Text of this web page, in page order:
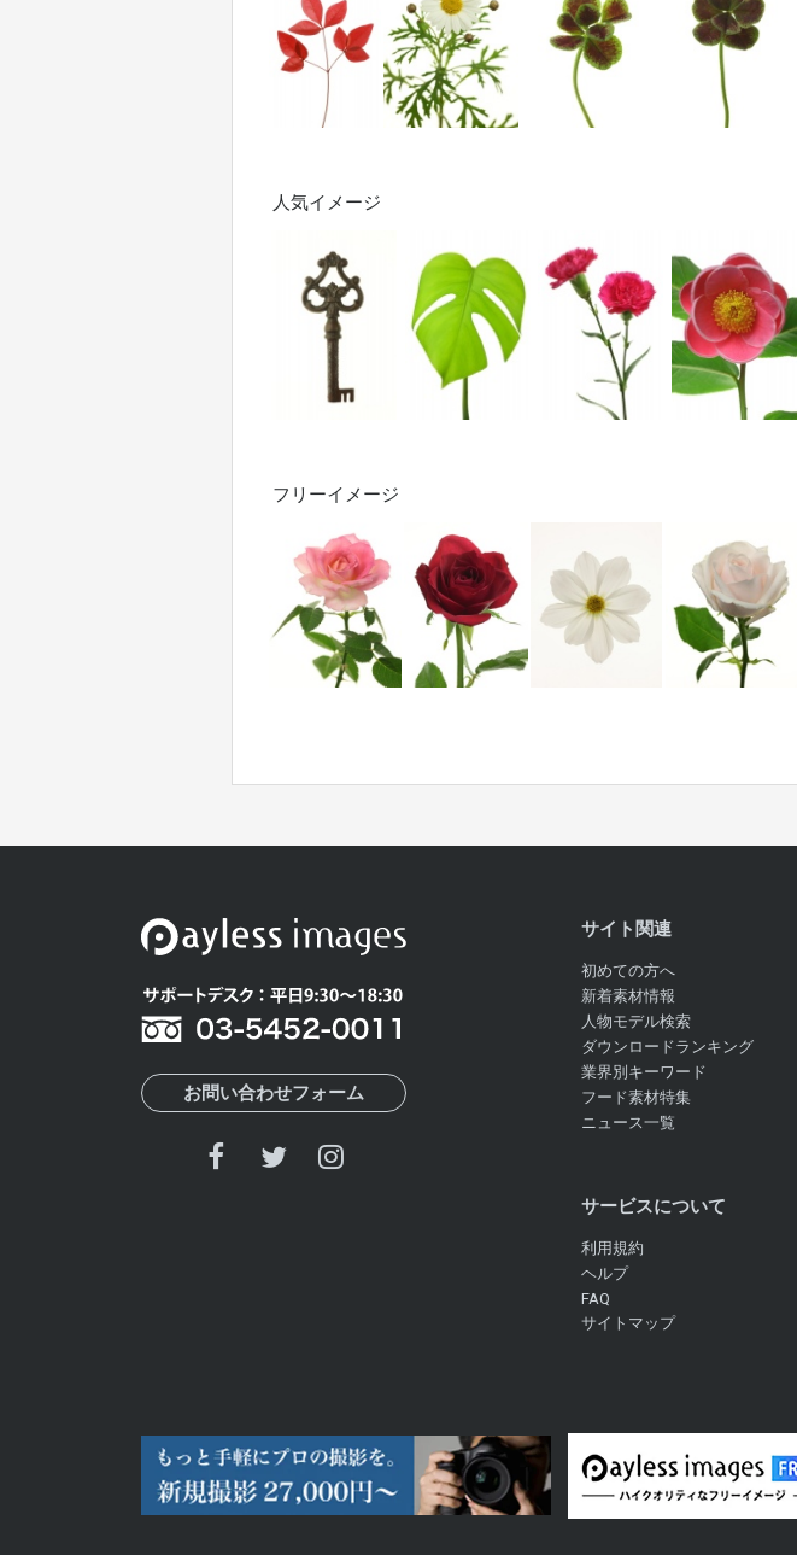
人気イメージ
フリーイメージ
お問い合わせフォーム
サイト関連
初めての方へ
新着素材情報
人物モデル検索
ダウンロードランキング
業界別キーワード
フード素材特集
ニュース一覧
サービスについて
利用規約
ヘルプ
FAQ
サイトマップ